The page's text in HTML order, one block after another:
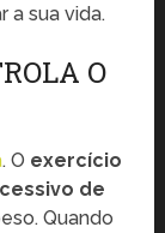
a sua vida.
O
. O exercício
de
Quando